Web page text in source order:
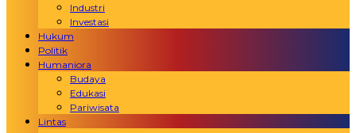
Industri
Investasi
Hukum
Politik
Humaniora
Budaya
Edukasi
Pariwisata
Lintas